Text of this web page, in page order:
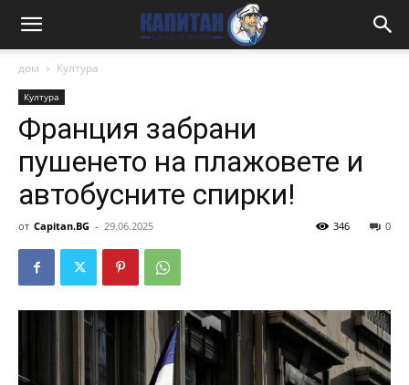
дом Култура
Култура
Франция забрани
пушенето на плажовете и
автобусните спирки!
от Capitan.BG - 29.06.2025 0
346